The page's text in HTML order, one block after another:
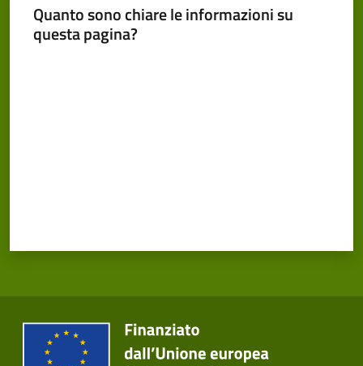
Quanto sono chiare le informazioni su
questa pagina?